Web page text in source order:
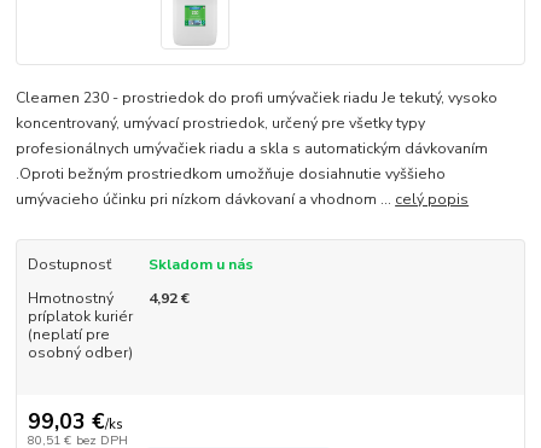
Cleamen 230 - prostriedok do profi umývačiek riadu Je tekutý, vysoko
koncentrovaný, umývací prostriedok, určený pre všetky typy
profesionálnych umývačiek riadu a skla s automatickým dávkovaním
.Oproti bežným prostriedkom umožňuje dosiahnutie vyššieho
umývacieho účinku pri nízkom dávkovaní a vhodnom ... celý popis
Dostupnosť
Skladom u nás
Hmotnostný
príplatok kuriér
(neplatí pre
osobný odber)
4,92 €
99,03 €/ks
80,51 € bez DPH